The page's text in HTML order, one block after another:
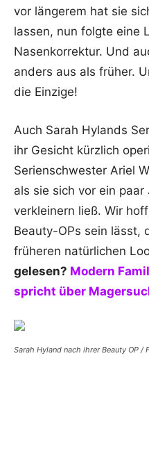
vor längerem hat sie
lassen, nun folgte eine
Nasenkorrektur. Und
anders aus als früher.
die Einzige!
Auch Sarah Hylands
ihr Gesicht kürzlich
Serienschwester Ariel
als sie sich vor ein paar
verkleinern ließ. Wir
Beauty-OPs sein lässt,
früheren natürlichen
gelesen? Modern
spricht über
Sarah Hyland nach ihrer Beauty OP /